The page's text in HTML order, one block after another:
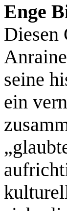
Enge
Diesen
seine
ein